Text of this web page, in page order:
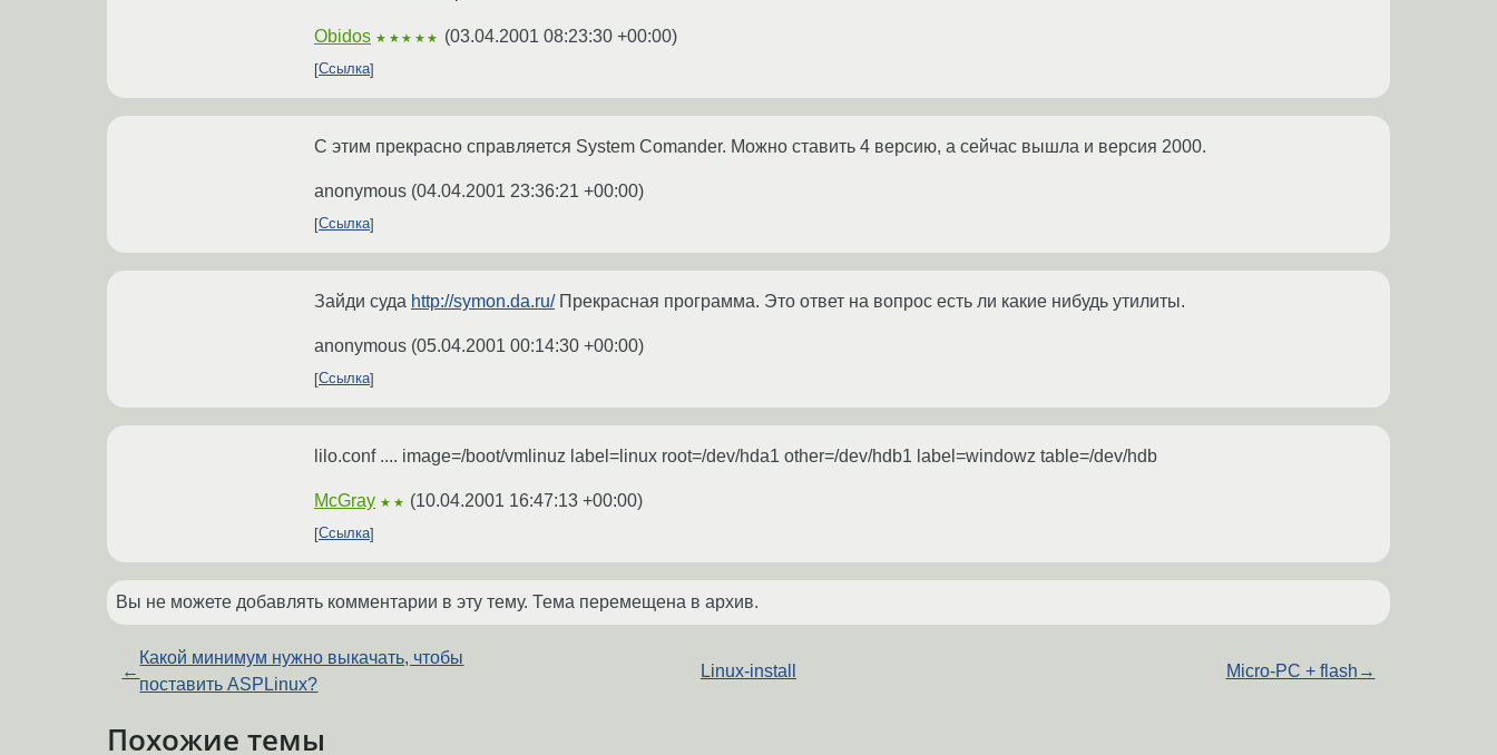
Obidos ★★★★★ (03.04.2001 08:23:30 +00:00)
Ссылка
С этим прекрасно справляется System Comander. Можно ставить 4 версию, а сейчас вышла и версия 2000.
anonymous (04.04.2001 23:36:21 +00:00)
Ссылка
Зайди суда http://symon.da.ru/Прекрасная программа. Это ответ на вопрос есть ли какие нибудь утилиты.
anonymous (05.04.2001 00:14:30 +00:00)
Ссылка
lilo.conf .... image=/boot/vmlinuz label=linux root=/dev/hda1 other=/dev/hdb1 label=windowz table=/dev/hdb
McGray ★★ (10.04.2001 16:47:13 +00:00)
Ссылка
Вы не можете добавлять комментарии в эту тему. Тема перемещена в архив.
←
Какой минимум нужно выкачать, чтобы
поставить ASPLinux?
Linux-install Micro-PC + flash →
Похожие темы